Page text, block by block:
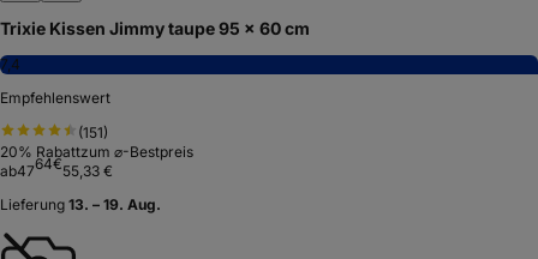
Trixie Kissen Jimmy taupe 95 × 60 cm
7,4
Empfehlenswert
(151)
20% Rabattzum ⌀-Bestpreis
ab4764€55,33 €
Lieferung 13. – 19. Aug.